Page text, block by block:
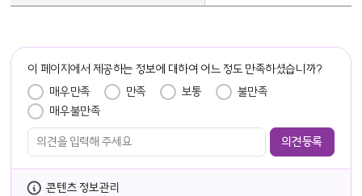
이 페이지에서 제공하는 정보에 대하여 어느 정도 만족하셨습니까?
매우만족 만족 보통
불만족
매우불만족
콘텐츠 정보관리